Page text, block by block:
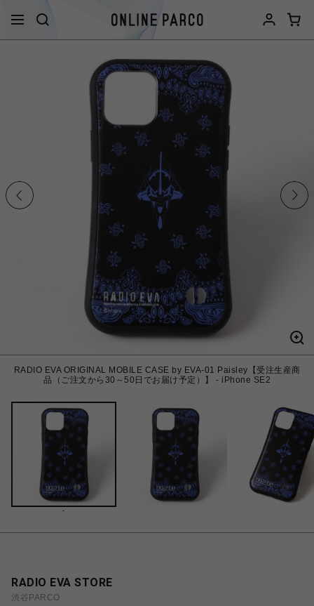
RADIO EVA ORIGINAL MOBILE CASE by EVA-01 Paisley【受注生産商
品（ご注文から30～50日でお届け予定）】 - iPhone SE2
-
RADIO EVA STORE
渋谷PARCO